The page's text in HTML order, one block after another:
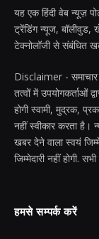
यह एक हिंदी वेब न्यूज़
ट्रेंडिंग न्यूज, बॉलीवुड,
टेक्नोलॉजी से संबंधित
Disclaimer -
तत्वों में उपयोगकर्ताओं
होगी स्वामी, मुद्रक,
नहीं स्वीकार करता है।
खबर देने वाला स्वयं
जिम्मेदारी नहीं होगी.
हमसे सम्पर्क करें